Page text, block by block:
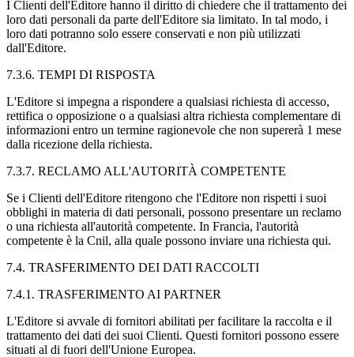
I Clienti dell'Editore hanno il diritto di chiedere che il trattamento dei
loro dati personali da parte dell'Editore sia limitato. In tal modo, i
loro dati potranno solo essere conservati e non più utilizzati
dall'Editore.
7.3.6. TEMPI DI RISPOSTA
L'Editore si impegna a rispondere a qualsiasi richiesta di accesso,
rettifica o opposizione o a qualsiasi altra richiesta complementare di
informazioni entro un termine ragionevole che non supererà 1 mese
dalla ricezione della richiesta.
7.3.7. RECLAMO ALL'AUTORITÀ COMPETENTE
Se i Clienti dell'Editore ritengono che l'Editore non rispetti i suoi
obblighi in materia di dati personali, possono presentare un reclamo
o una richiesta all'autorità competente. In Francia, l'autorità
competente è la Cnil, alla quale possono inviare una richiesta qui.
7.4. TRASFERIMENTO DEI DATI RACCOLTI
7.4.1. TRASFERIMENTO AI PARTNER
L'Editore si avvale di fornitori abilitati per facilitare la raccolta e il
trattamento dei dati dei suoi Clienti. Questi fornitori possono essere
situati al di fuori dell'Unione Europea.